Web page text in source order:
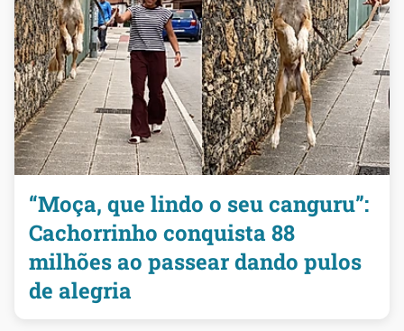
“Moça, que lindo o seu canguru”:
Cachorrinho conquista 88
milhões ao passear dando pulos
de alegria